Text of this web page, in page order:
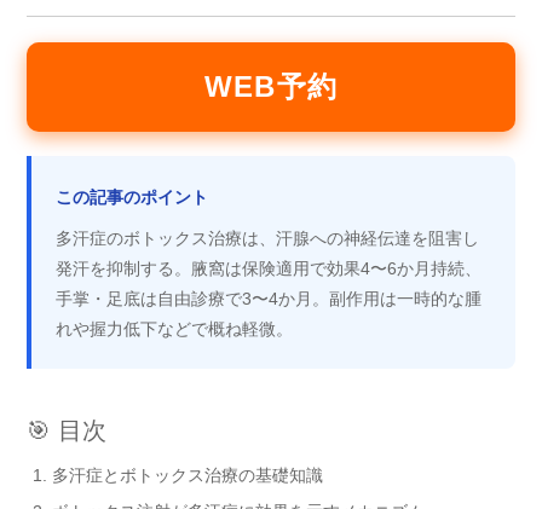
WEB予約
この記事のポイント
多汗症のボトックス治療は、汗腺への神経伝達を阻害し
発汗を抑制する。腋窩は保険適用で効果4〜6か月持続、
手掌・足底は自由診療で3〜4か月。副作用は一時的な腫
れや握力低下などで概ね軽微。
🎯 目次
多汗症とボトックス治療の基礎知識